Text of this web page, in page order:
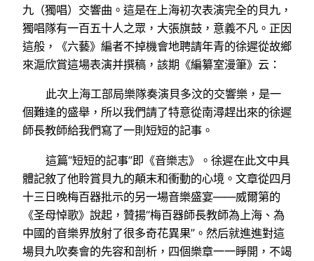
九（獨唱）交響曲。這是在上海初次表演完全的貝九，
獨唱隊有一百五十人之眾，大張旗鼓，意義不凡。正因
這般，《六藝》編者不掉機會地聘請年青的徐遲從故鄉
來滬欣賞這場表演并撰稿，該期《編纂室漫筆》云：
此次上海工部局樂隊奏演貝多汶的交響樂，是一
個難逢的盛舉，所以我們請了特意從南潯趕出來的徐遲
師長教師給我們寫了一則短短的記事。
這篇“短短的記事”即《音樂志》。徐遲在此文中具
體記敘了他聆賞貝九的顛末和衝動的心境。文章從四月
十三日晚梅百器批示的另一場音樂盛宴——威爾第的
《圣母悼歌》說起，贊揚“梅百器師長教師為上海、為
中國的音樂界放射了很多奇花異果”。然后就進進對這
場貝九吹奏會的先容和剖析，四個樂章一一睜開，不竭